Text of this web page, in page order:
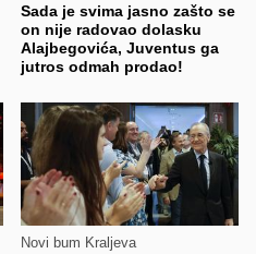
Sada je svima jasno zašto se
on nije radovao dolasku
Alajbegovića, Juventus ga
jutros odmah prodao!
Novi bum Kraljeva